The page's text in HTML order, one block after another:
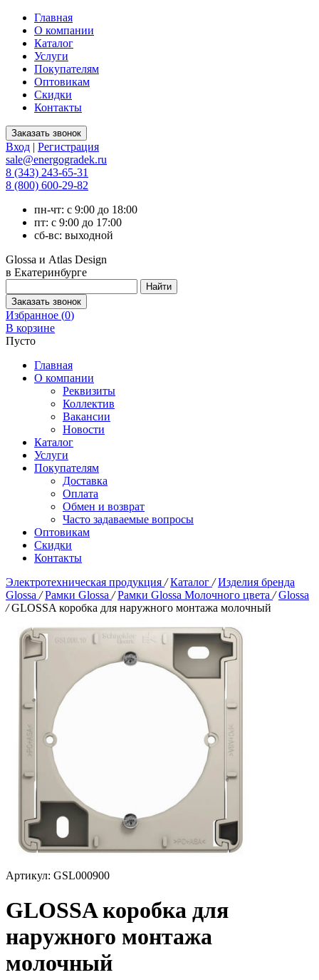
Главная
О компании
Каталог
Услуги
Покупателям
Оптовикам
Скидки
Контакты
Вход | Регистрация
sale@energogradek.ru
8 (343) 243-65-31
8 (800) 600-29-82
пн-чт: с 9:00 до 18:00
пт: с 9:00 до 17:00
сб-вс: выходной
Glossa и Atlas Design
в Екатеринбурге
Избранное (0)
В корзине
Пусто
Главная
О компании
Реквизиты
Коллектив
Вакансии
Новости
Каталог
Услуги
Покупателям
Доставка
Оплата
Обмен и возврат
Часто задаваемые вопросы
Оптовикам
Скидки
Контакты
Электротехническая продукция / Каталог / Изделия бренда
Glossa / Рамки Glossa / Рамки Glossa Молочного цвета / Glossa
/ GLOSSA коробка для наружного монтажа молочный
Артикул: GSL000900
GLOSSA коробка для
наружного монтажа
молочный